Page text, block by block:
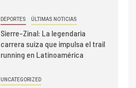
DEPORTES ÚLTIMAS NOTICIAS
Sierre-Zinal: La legendaria
carrera suiza que impulsa el trail
running en Latinoamérica
UNCATEGORIZED